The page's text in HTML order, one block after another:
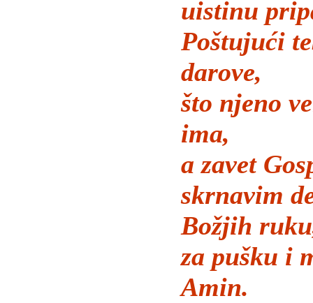
uistinu
Poštujući
darove,
što njeno
ima,
a zavet
skrnavim
Božjih
za pušku i
Amin.